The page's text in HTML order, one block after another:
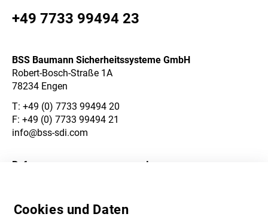
Cookies und Daten
+49 7733 99494 23
BSS Baumann Sicherheitssysteme GmbH
Robert-Bosch-Straße 1A
78234 Engen
T: +49 (0) 7733 99494 20
F: +49 (0) 7733 99494 21
info@bss-sdi.com
Referenzen
Karriere
Impressum